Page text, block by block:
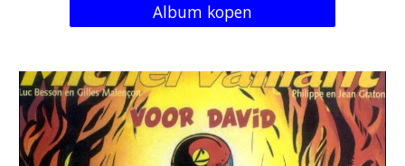
Album kopen